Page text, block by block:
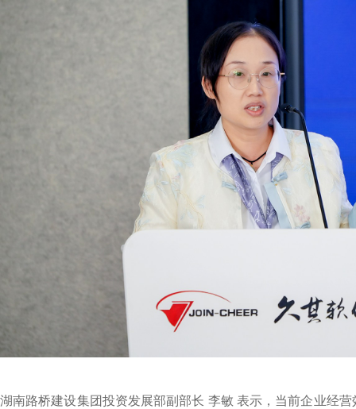
湖南路桥建设集团投资发展部副部长 李敏 表示，当前企业经